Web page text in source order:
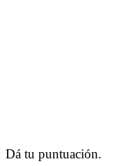
Dá tu puntuación.